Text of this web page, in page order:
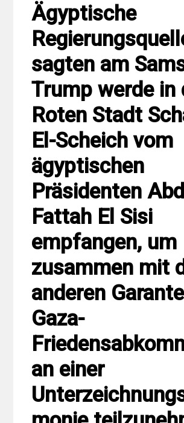
Ägyptische
sagten am
Trump werde in
Roten Stadt
El-Scheich vom
ägyptischen
Präsidenten
Fattah El Sisi
empfangen, um
zusammen mit
anderen
Gaza-
an einer